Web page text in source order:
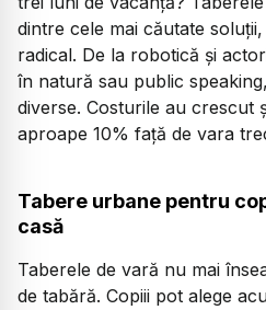
dintre cele mai căutate
radical. De la robotică și
în natură sau public
diverse. Costurile au crescut
aproape 10% față de vara
Tabere urbane pentru
casă
Taberele de vară nu mai
de tabără. Copiii pot alege